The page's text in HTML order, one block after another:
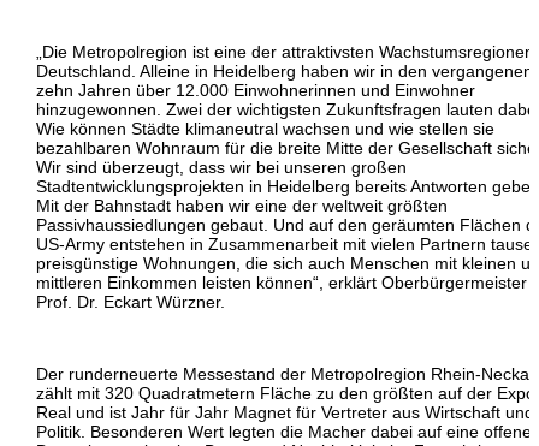
„Die Metropolregion ist eine der attraktivsten Wachstumsregionen
Deutschland. Alleine in Heidelberg haben wir in den vergangenen
zehn Jahren über 12.000 Einwohnerinnen und Einwohner
hinzugewonnen. Zwei der wichtigsten Zukunftsfragen lauten
Wie können Städte klimaneutral wachsen und wie stellen sie
bezahlbaren Wohnraum für die breite Mitte der Gesellschaft
Wir sind überzeugt, dass wir bei unseren großen
Stadtentwicklungsprojekten in Heidelberg bereits Antworten
Mit der Bahnstadt haben wir eine der weltweit größten
Passivhaussiedlungen gebaut. Und auf den geräumten Flächen
US-Army entstehen in Zusammenarbeit mit vielen Partnern
preisgünstige Wohnungen, die sich auch Menschen mit kleinen
mittleren Einkommen leisten können“, erklärt Oberbürgermeister
Prof. Dr. Eckart Würzner.
Der runderneuerte Messestand der Metropolregion Rhein-Neckar
zählt mit 320 Quadratmetern Fläche zu den größten auf der Expo
Real und ist Jahr für Jahr Magnet für Vertreter aus Wirtschaft und
Politik. Besonderen Wert legten die Macher dabei auf eine offene